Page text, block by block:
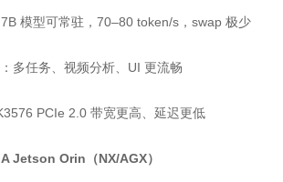
模型可常驻，70–80 token/s，swap 极少
多任务、视频分析、UI 更流畅
PCIe 2.0 带宽更高、延迟更低
Jetson Orin（NX/AGX）